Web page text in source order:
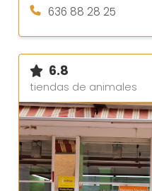
636 88 28 25
6.8
tiendas de animales